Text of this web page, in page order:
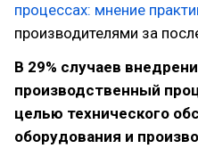
процессах: мнение
производителями за
В 29% случаев
производственный
целью технического
оборудования и